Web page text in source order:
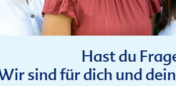
Hast du
sind für dich und